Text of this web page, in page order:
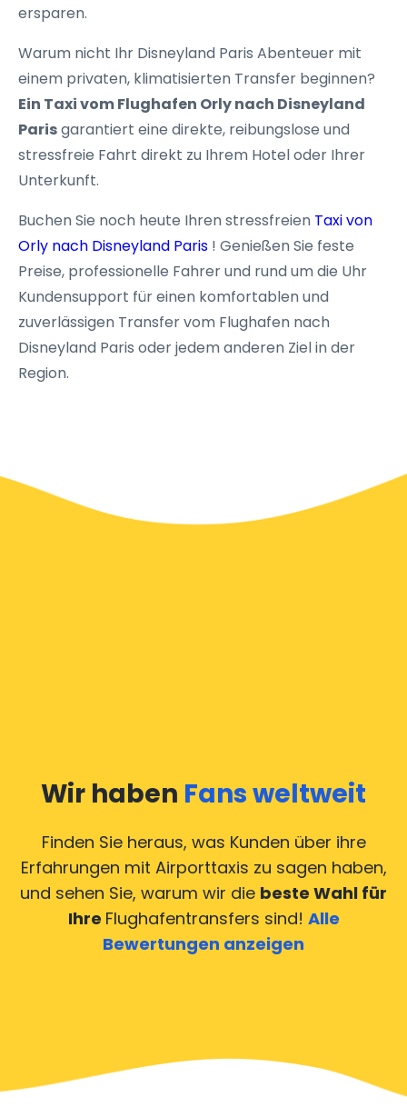
ersparen.
Warum nicht Ihr Disneyland Paris Abenteuer mit
einem privaten, klimatisierten Transfer beginnen?
Ein Taxi vom Flughafen Orly nach Disneyland
Parisgarantiert eine direkte, reibungslose und
stressfreie Fahrt direkt zu Ihrem Hotel oder Ihrer
Unterkunft.
Buchen Sie noch heute Ihren stressfreien Taxi von
Orly nach Disneyland Paris ! Genießen Sie feste
Preise, professionelle Fahrer und rund um die Uhr
Kundensupport für einen komfortablen und
zuverlässigen Transfer vom Flughafen nach
Disneyland Paris oder jedem anderen Ziel in der
Region.
Wir haben Fans weltweit
Finden Sie heraus, was Kunden über ihre
Erfahrungen mit Airporttaxis zu sagen haben,
und sehen Sie, warum wir die beste Wahl für
Ihre Flughafentransfers sind! Alle
Bewertungen anzeigen